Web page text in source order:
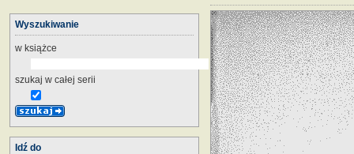
Wyszukiwanie
w książce
szukaj w całej serii
Idź do